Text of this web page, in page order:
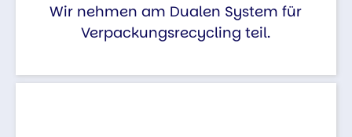
Wir nehmen am Dualen System für
Verpackungsrecycling teil.